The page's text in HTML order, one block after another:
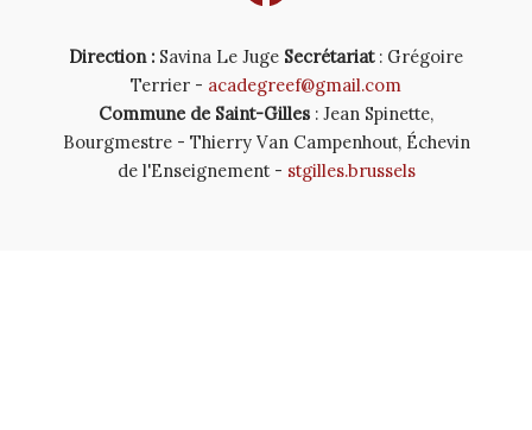
Direction : Savina Le Juge Secrétariat: Grégoire
Terrier - acadegreef@gmail.com
Commune de Saint-Gilles : Jean Spinette,
Bourgmestre - Thierry Van Campenhout, Échevin
de l'Enseignement - stgilles.brussels